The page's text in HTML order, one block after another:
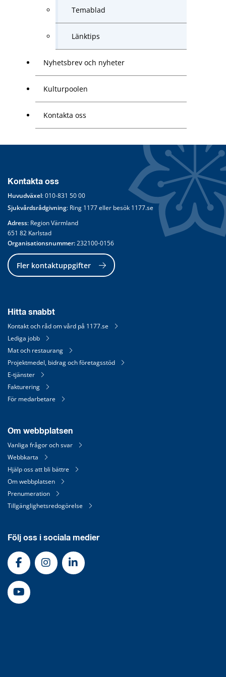
Temablad
Länktips
Nyhetsbrev och nyheter
Kulturpoolen
Kontakta oss
Kontakta oss
Huvudväxel: 010-831 50 00
Sjukvårdsrådgivning: Ring 1177 eller besök 1177.se
Adress: Region Värmland
651 82 Karlstad
Organisationsnummer: 232100-0156
Fler kontaktuppgifter
Hitta snabbt
Kontakt och råd om vård på 1177.se
Lediga jobb
Mat och restaurang
Projektmedel, bidrag och företagsstöd
E-tjänster
Fakturering
För medarbetare
Om webbplatsen
Vanliga frågor och svar
Webbkarta
Hjälp oss att bli bättre
Om webbplatsen
Prenumeration
Tillgänglighetsredogörelse
Följ oss i sociala medier